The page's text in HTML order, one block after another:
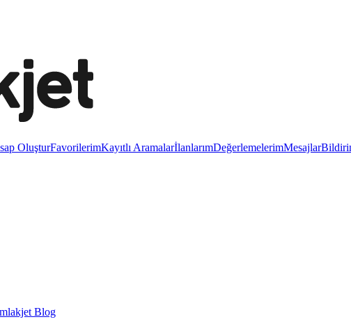
OluşturFavorilerimKayıtlı AramalarİlanlarımDeğerlemelerimMesajlar
Blog